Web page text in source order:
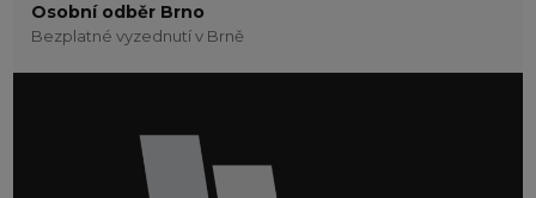
Osobní odběr Brno
Bezplatné vyzednutí v Brně